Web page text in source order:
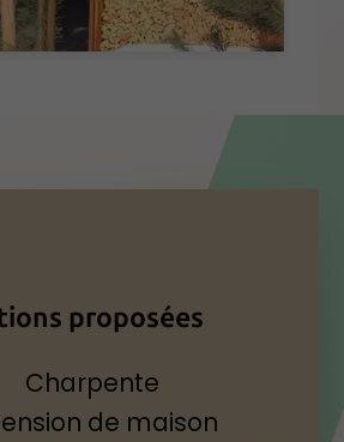
proposées
Charpente
de maison